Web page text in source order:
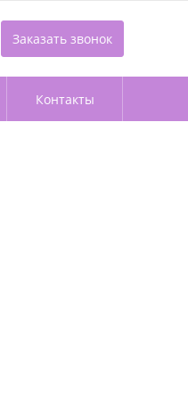
Заказать звонок
Контакты